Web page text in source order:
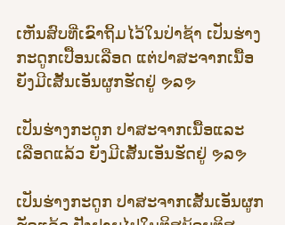
ເຫັນສົບທີ່ເຂົາຖິ້ມໄວ້ໃນປ່າຊ້າ ເປັນຮ່າງ
ກະດູກເປື້ອນເລືອດ ແຕ່ປາສະຈາກເນື້ອ
ຍັງມີເສັ້ນເອັນຜູກຮັດຢູ່ ຯລຯ
ເປັນຮ່າງກະດູກ ປາສະຈາກເນື້ອແລະ
ເລືອດແລ້ວ ຍັງມີເສັ້ນເອັນຮັດຢູ່ ຯລຯ
ເປັນຮ່າງກະດູກ ປາສະຈາກເສັ້ນເອັນຜູກ